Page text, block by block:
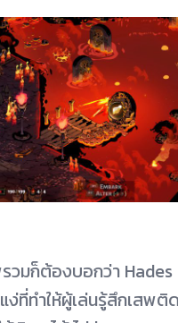
วมก็ต้องบอกว่า Hades
แง่ที่ทำให้ผู้เล่นรู้สึกเสพ